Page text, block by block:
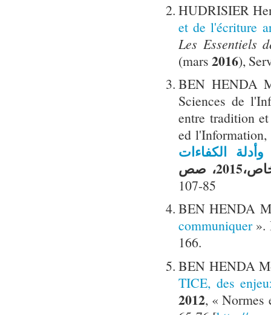
HUDRISIER
et de l'écriture
Les Essentiels
(mars 2016),
BEN HENDA
Sciences de
entre tradition
ed
الكفاءات
85-107
BEN HENDA
communiquer ».
166.
BEN HENDA
TICE, des
2012, « Normes